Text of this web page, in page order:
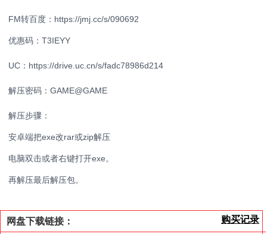
FM转百度：https://jmj.cc/s/090692
优惠码：T3IEYY
UC：https://drive.uc.cn/s/fadc78986d214
解压密码：GAME@GAME
解压步骤：
安卓端把exe改rar或zip解压
电脑双击或者右键打开exe。
再解压最后解压包。
购买记录
网盘下载链接：